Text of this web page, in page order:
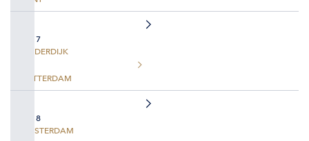
TAG 7
KINDERDIJK
ROTTERDAM
TAG 8
AMSTERDAM